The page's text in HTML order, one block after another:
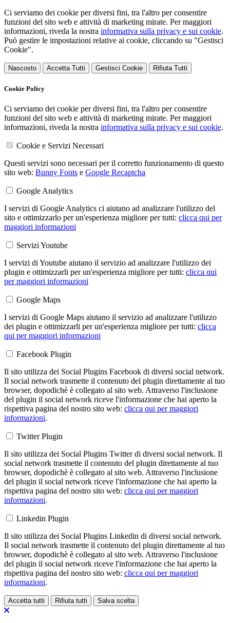
Ci serviamo dei cookie per diversi fini, tra l'altro per consentire
funzioni del sito web e attività di marketing mirate. Per maggiori
informazioni, riveda la nostra informativa sulla privacy e sui cookie.
Può gestire le impostazioni relative ai cookie, cliccando su "Gestisci
Cookie".
Nascosto Accetta Tutti Gestisci Cookie Rifiuta Tutti
Cookie Policy
Ci serviamo dei cookie per diversi fini, tra l'altro per consentire
funzioni del sito web e attività di marketing mirate. Per maggiori
informazioni, riveda la nostra informativa sulla privacy e sui cookie.
Cookie e Servizi Necessari
Questi servizi sono necessari per il corretto funzionamento di questo
sito web: Bunny Fonts e Google Recaptcha
Google Analytics
I servizi di Google Analytics ci aiutano ad analizzare l'utilizzo del
sito e ottimizzarlo per un'esperienza migliore per tutti: clicca qui per
maggiori informazioni
Servizi Youtube
I servizi di Youtube aiutano il servizio ad analizzare l'utilizzo dei
plugin e ottimizzarli per un'esperienza migliore per tutti: clicca qui
per maggiori informazioni
Google Maps
I servizi di Google Maps aiutano il servizio ad analizzare l'utilizzo
dei plugin e ottimizzarli per un'esperienza migliore per tutti: clicca
qui per maggiori informazioni
Facebook Plugin
Il sito utilizza dei Social Plugins Facebook di diversi social network.
Il social network trasmette il contenuto del plugin direttamente al tuo
browser, dopodichè è collegato al sito web. Attraverso l'inclusione
del plugin il social network riceve l'informazione che hai aperto la
rispettiva pagina del nostro sito web: clicca qui per maggiori
informazioni.
Twitter Plugin
Il sito utilizza dei Social Plugins Twitter di diversi social network. Il
social network trasmette il contenuto del plugin direttamente al tuo
browser, dopodichè è collegato al sito web. Attraverso l'inclusione
del plugin il social network riceve l'informazione che hai aperto la
rispettiva pagina del nostro sito web: clicca qui per maggiori
informazioni.
Linkedin Plugin
Il sito utilizza dei Social Plugins Linkedin di diversi social network.
Il social network trasmette il contenuto del plugin direttamente al tuo
browser, dopodichè è collegato al sito web. Attraverso l'inclusione
del plugin il social network riceve l'informazione che hai aperto la
rispettiva pagina del nostro sito web: clicca qui per maggiori
informazioni.
Accetta tutti Rifiuta tutti Salva scelta
Loading...